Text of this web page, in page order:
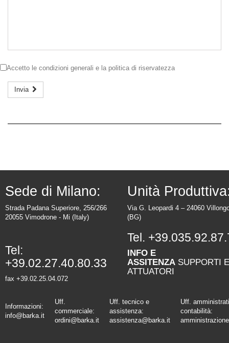
Accetto le condizioni generali e la politica di riservatezza
Invia
Sede di Milano:
Strada Padana Superiore, 256/266
20055 Vimodrone - Mi (Italy)
Tel:
+39.02.27.40.80.33
fax +39.02.25.04.072
Unità
Via G. Leopardi 4 – 24060
(BG)
Tel.
INFO E
ASSITENZA SUPPORTI E
ATTUATORI
Informazioni:
info@barka.it
Uff.
commerciale:
ordini@barka.it
Uff. tecnico e
assistenza:
assistenza@barka.it
Uff.
contabilità: